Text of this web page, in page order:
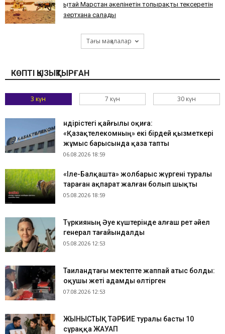
Қытай Марстан әкелінетін топырақты тексеретін
зертхана салады
Тағы мақалалар
КӨПТІ ҚЫЗЫҚТЫРҒАН
3 күн 7 күн 30 күн
Өндірістегі қайғылы оқиға:
«Қазақтелекомның» екі бірдей қызметкері
жұмыс барысында қаза тапты
06.08.2026 18:59
«Іле-Балқашта» жолбарыс жүргені туралы
тараған ақпарат жалған болып шықты
05.08.2026 18:59
Түркияның Әуе күштерінде алғаш рет әйел
генерал тағайындалды
05.08.2026 12:53
Таиландтағы мектепте жаппай атыс болды:
оқушы жеті адамды өлтірген
07.08.2026 12:53
ЖЫНЫСТЫҚ ТӘРБИЕ туралы басты 10
сұраққа ЖАУАП